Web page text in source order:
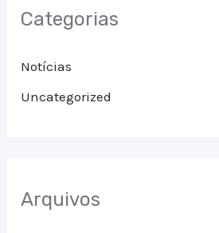
Categorias
Notícias
Uncategorized
Arquivos